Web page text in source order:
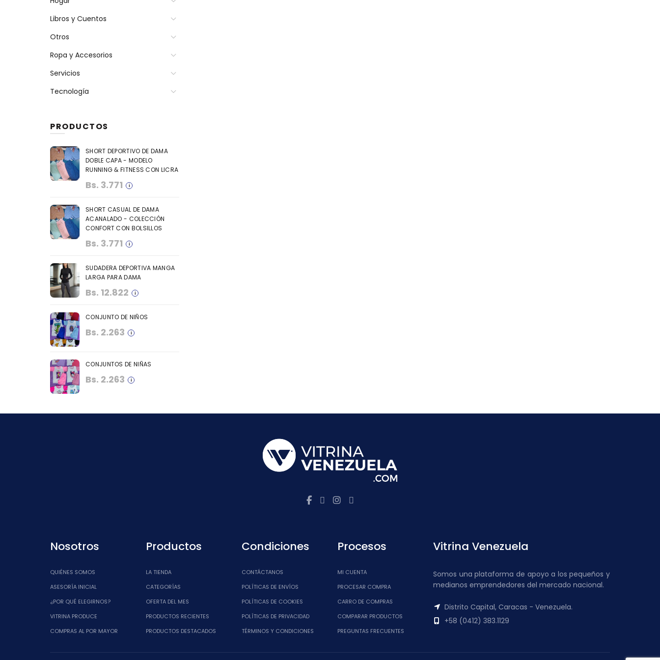
Libros y Cuentos
Otros
Ropa y Accesorios
Servicios
Tecnología
PRODUCTOS
SHORT DEPORTIVO DE DAMA
DOBLE CAPA - MODELO
RUNNING & FITNESS CON LICRA
Bs. 3.771
SHORT CASUAL DE DAMA
ACANALADO - COLECCIÓN
CONFORT CON BOLSILLOS
Bs. 3.771
SUDADERA DEPORTIVA MANGA
LARGA PARA DAMA
Bs. 12.822
CONJUNTO DE NIÑOS
Bs. 2.263
CONJUNTOS DE NIÑAS
Bs. 2.263
Nosotros
QUIÉNES SOMOS
ASESORÍA INICIAL
¿POR QUÉ ELEGIRNOS?
VITRINA PRODUCE
COMPRAS AL POR MAYOR
Productos
LA TIENDA
CATEGORÍAS
OFERTA DEL MES
PRODUCTOS RECIENTES
PRODUCTOS DESTACADOS
Condiciones
CONTÁCTANOS
POLÍTICAS DE ENVÍOS
POLÍTICAS DE COOKIES
POLÍTICAS DE PRIVACIDAD
TÉRMINOS Y CONDICIONES
Procesos
MI CUENTA
PROCESAR COMPRA
CARRO DE COMPRAS
COMPARAR PRODUCTOS
PREGUNTAS FRECUENTES
Vitrina Venezuela
Somos una plataforma de apoyo a los pequeños y
medianos emprendedores del mercado nacional.
Distrito Capital, Caracas - Venezuela.
+58 (0412) 383.1129